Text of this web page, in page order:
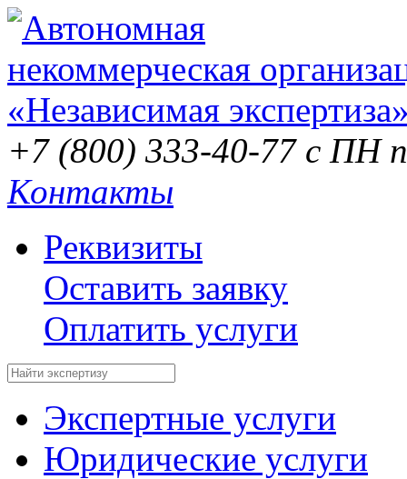
+7 (800) 333-40-77 с ПН
Контакты
Реквизиты
Оставить заявку
Оплатить услуги
Экспертные услуги
Юридические услуги